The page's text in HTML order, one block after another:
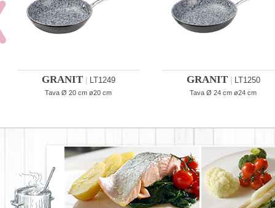
GRANIT LT1249
Tava Ø 20 cm ø20 cm
GRANIT LT1250
Tava Ø 24 cm ø24 cm